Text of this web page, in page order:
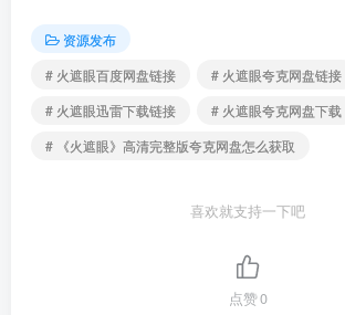
资源发布
# 火遮眼百度网盘链接
# 火遮眼夸克网盘链接
# 火遮眼迅雷下载链接
# 火遮眼夸克网盘下载
# 《火遮眼》高清完整版夸克网盘怎么获取
喜欢就支持一下吧
点赞0